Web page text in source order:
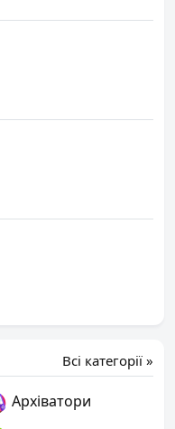
Всі категорії »
Архіватори